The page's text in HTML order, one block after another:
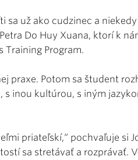
sa už ako cudzinec a
Do Huy Xuana, ktorí k
Training Program.
praxe. Potom sa študent
inou kultúrou, s iným
priateľskí,“ pochvaľuje si
sa stretávať a rozprávať.